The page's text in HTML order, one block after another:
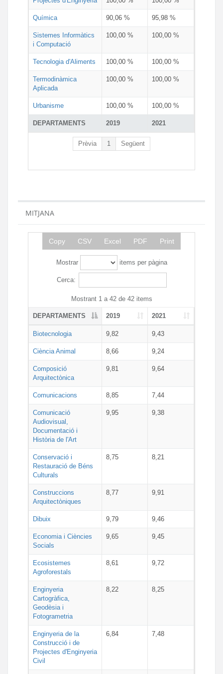
DEPARTAMENTS 2019 2021
Química 90,06 % 95,98 %
Sistemes Informàtics
i Computació
100,00 % 100,00 %
Tecnologia d'Aliments 100,00 % 100,00 %
Termodinàmica
Aplicada
100,00 % 100,00 %
Urbanisme 100,00 % 100,00 %
Prèvia 1 Següent
MITJANA
Copy CSV Excel PDF Print
Mostrar items per pàgina
Cerca:
Mostrant 1 a 42 de 42 items
DEPARTAMENTS 2019 2021
Biotecnologia 9,82 9,43
Ciència Animal 8,66 9,24
Composició
Arquitectònica
9,81 9,64
Comunicacions 8,85 7,44
Comunicació
Audiovisual,
Documentació i
Història de l'Art
9,95 9,38
Conservació i
Restauració de Béns
Culturals
8,75 8,21
Construccions
Arquitectòniques
8,77 9,91
Dibuix 9,79 9,46
Economia i Ciències
Socials
9,65 9,45
Ecosistemes
Agroforestals
8,61 9,72
Enginyeria
Cartogràfica,
Geodèsia i
Fotogrametria
8,22 8,25
Enginyeria de la
Construcció i de
Projectes d'Enginyeria
Civil
6,84 7,48